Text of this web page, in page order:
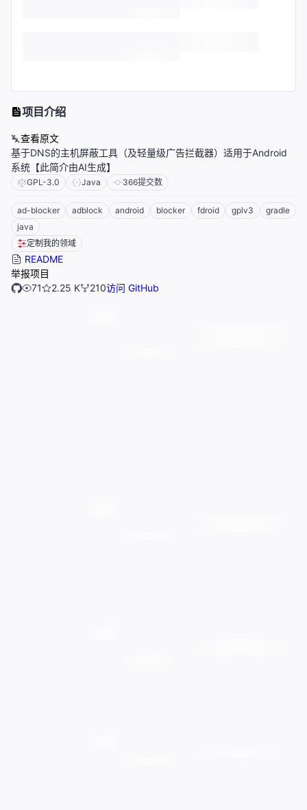
项目介绍
查看原文
基于DNS的主机屏蔽工具（及轻量级广告拦截器）适用于Android
系统【此简介由AI生成】
GPL-3.0 Java 366提交数
ad-blocker adblock android blocker fdroid gplv3
gradle
java
定制我的领域
README
举报项目
71
2.25 K 210访问 GitHub